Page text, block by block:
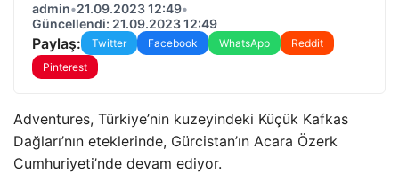
admin•21.09.2023 12:49•
Güncellendi: 21.09.2023 12:49
Paylaş: Twitter Facebook WhatsApp
Reddit
Pinterest
Adventures, Türkiye’nin kuzeyindeki Küçük Kafkas
Dağları’nın eteklerinde, Gürcistan’ın Acara Özerk
Cumhuriyeti’nde devam ediyor.